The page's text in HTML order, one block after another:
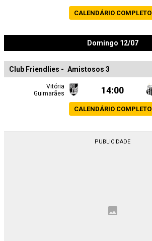
CALENDÁRIO COMPLETO
Domingo 12/07
Club Friendlies - Amistosos 3
Vitória
Guimarães
14:00
CALENDÁRIO COMPLETO